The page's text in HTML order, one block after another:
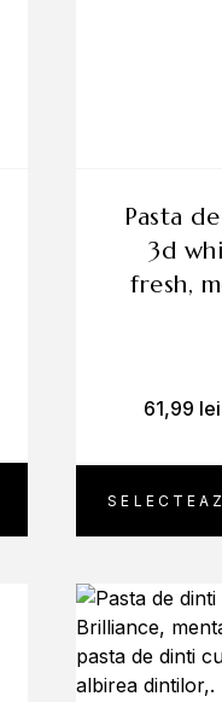
pasta de dinti crest
3d
fresh,
61,99 lei